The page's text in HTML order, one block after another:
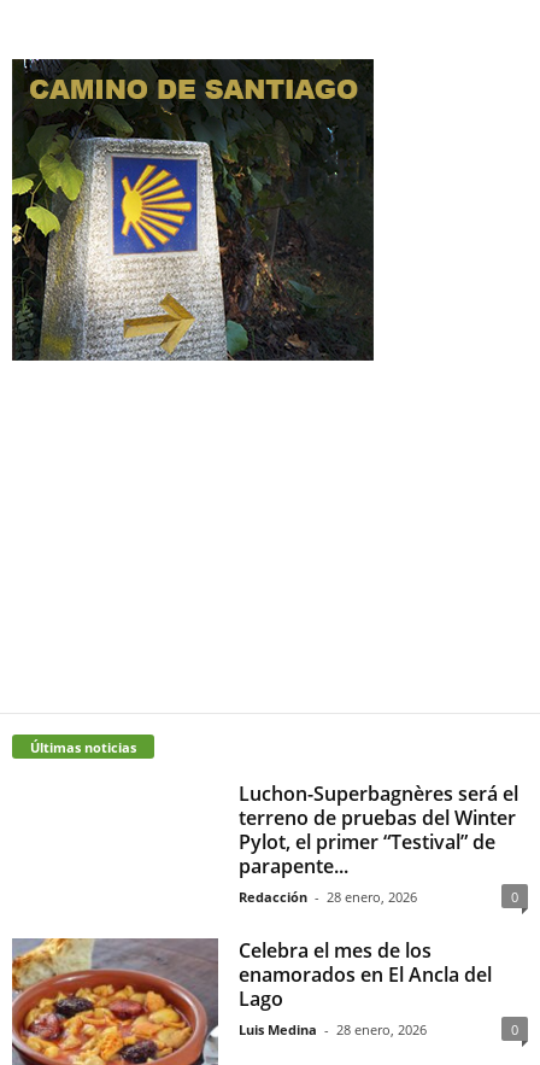
Últimas noticias
Luchon-Superbagnères será el
terreno de pruebas del Winter
Pylot, el primer “Testival” de
parapente...
Redacción - 28 enero, 2026 0
Celebra el mes de los
enamorados en El Ancla del
Lago
Luis Medina - 28 enero, 2026 0